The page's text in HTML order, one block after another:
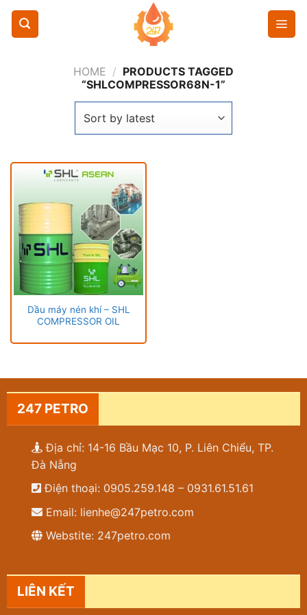
Chuyển
nội
HOME / PRODUCTS TAGGED
“SHLCOMPRESSOR68N-1”
Dầu máy nén khí – SHL
COMPRESSOR OIL
247 PETRO
Địa chỉ: 14-16 Bầu Mạc 10, P. Liên Chiểu, TP.
Đà Nẵng
Điện thoại: 0905.259.148 – 0931.61.51.61
Email: lienhe@247petro.com
Webstite: 247petro.com
LIÊN KẾT